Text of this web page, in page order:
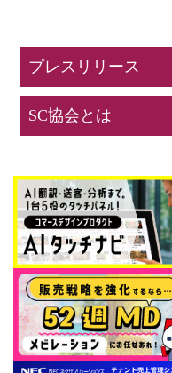
プレスリリース
SC協会とは